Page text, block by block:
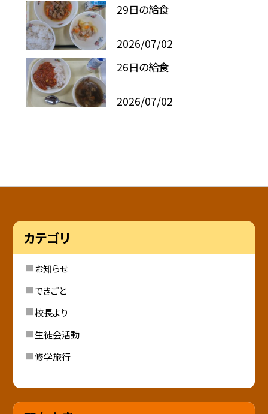
29日の給食
2026/07/02
26日の給食
2026/07/02
カテゴリ
お知らせ
できごと
校長より
生徒会活動
修学旅行